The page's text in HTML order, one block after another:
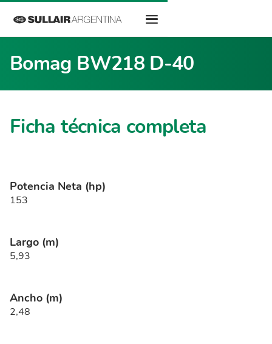
Bomag BW218 D-40
Ficha técnica completa
Potencia Neta (hp)
153
Largo (m)
5,93
Ancho (m)
2,48